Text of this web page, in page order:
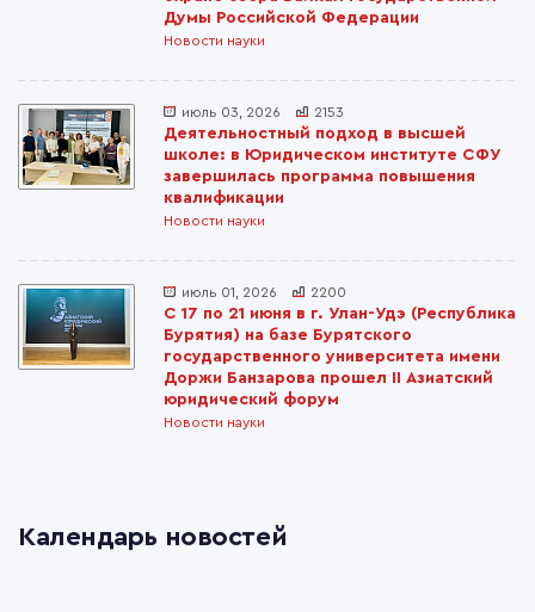
Думы Российской Федерации
Новости науки
июль 03, 2026 2153
Деятельностный подход в высшей
школе: в Юридическом институте СФУ
завершилась программа повышения
квалификации
Новости науки
июль 01, 2026 2200
С 17 по 21 июня в г. Улан-Удэ (Республика
Бурятия) на базе Бурятского
государственного университета имени
Доржи Банзарова прошел II Азиатский
юридический форум
Новости науки
Календарь новостей